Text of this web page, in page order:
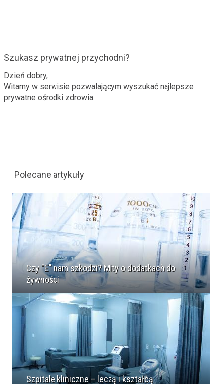
Szukasz prywatnej przychodni?
Dzień dobry,
Witamy w serwisie pozwalającym wyszukać najlepsze
prywatne ośrodki zdrowia.
Polecane artykuły
Czy "E" nam szkodzi? Mity o dodatkach do
żywności
Szpitale kliniczne – leczą i kształcą